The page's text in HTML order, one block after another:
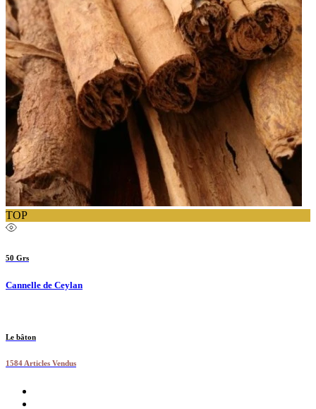
TOP
50 Grs
Cannelle de Ceylan
Le bâton
1584 Articles Vendus